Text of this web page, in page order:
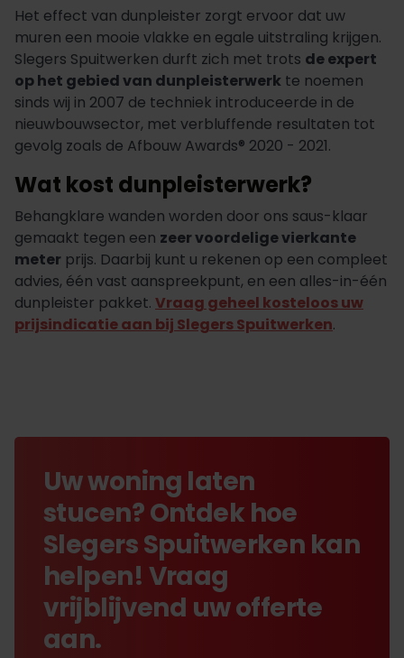
Het effect van dunpleister zorgt ervoor dat uw
muren een mooie vlakke en egale uitstraling krijgen.
Slegers Spuitwerken durft zich met trots de expert
op het gebied van dunpleisterwerk te noemen
sinds wij in 2007 de techniek introduceerde in de
nieuwbouwsector, met verbluffende resultaten tot
gevolg zoals de Afbouw Awards® 2020 - 2021.
Wat kost dunpleisterwerk?
Behangklare wanden worden door ons saus-klaar
gemaakt tegen een zeer voordelige vierkante
meter prijs. Daarbij kunt u rekenen op een compleet
advies, één vast aanspreekpunt, en een alles-in-één
dunpleister pakket. Vraag geheel kosteloos uw
prijsindicatie aan bij Slegers Spuitwerken.
Uw woning laten
stucen? Ontdek hoe
Slegers Spuitwerken kan
helpen! Vraag
vrijblijvend uw offerte
aan.